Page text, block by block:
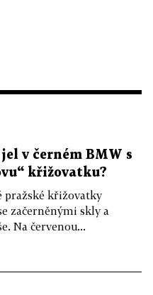
v černém BMW s
křižovatku?
pražské křižovatky
začerněnými skly a
Na červenou...